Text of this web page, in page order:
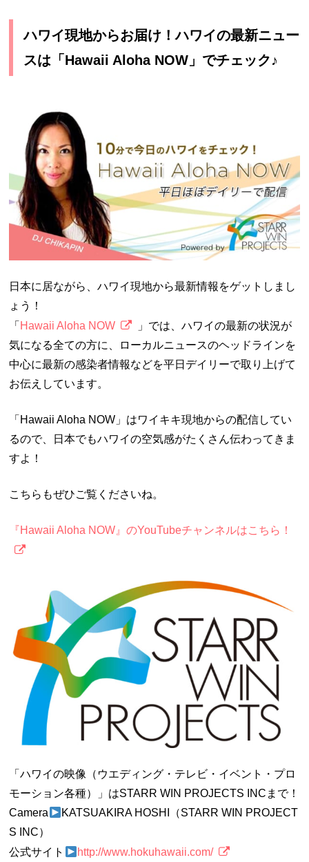
ハワイ現地からお届け！ハワイの最新ニュー
スは「Hawaii Aloha NOW」でチェック♪
日本に居ながら、ハワイ現地から最新情報をゲットしまし
ょう！
「 Hawaii Aloha NOW
」では、ハワイの最新の状況が
気になる全ての方に、ローカルニュースのヘッドラインを
中心に最新の感染者情報などを平日デイリーで取り上げて
お伝えしています。
「Hawaii Aloha NOW」はワイキキ現地からの配信してい
るので、日本でもハワイの空気感がたくさん伝わってきま
すよ！
こちらもぜひご覧くださいね。
『Hawaii Aloha NOW』のYouTubeチャンネルはこちら！
「ハワイの映像（ウエディング・テレビ・イベント・プロ
モーション各種）」はSTARR WIN PROJECTS INCまで！
Camera
KATSUAKIRA HOSHI（STARR WIN PROJECT
S INC）
公式サイト
http://www.hokuhawaii.com/